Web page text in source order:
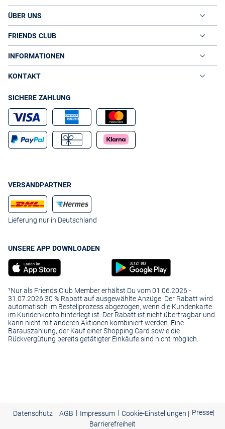
ÜBER UNS
FRIENDS CLUB
INFORMATIONEN
KONTAKT
SICHERE ZAHLUNG
VERSANDPARTNER
Lieferung nur in Deutschland
UNSERE APP DOWNLOADEN
¹Nur als Friends Club Member erhältst Du vom 01.06.2026 -
31.07.2026 30 % Rabatt auf ausgewählte Anzüge. Der Rabatt wird
automatisch im Bestellprozess abgezogen, wenn die Kundenkarte
im Kundenkonto hinterlegt ist. Der Rabatt ist nicht übertragbar und
kann nicht mit anderen Aktionen kombiniert werden. Eine
Barauszahlung, der Kauf einer Shopping Card sowie die
Rückvergütung bereits getätigter Einkäufe sind nicht möglich.
Datenschutz | AGB | Impressum | Cookie-Einstellungen | Presse|
Barrierefreiheit